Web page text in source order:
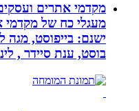
מקדמי אתרים ועסקים
מעגלי כח של מקדמי
ישנם: בייפוסט, מגה
בוסט, ענת סיידר , לינק